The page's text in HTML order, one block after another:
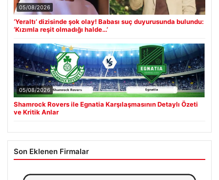
05/08/2026
‘Yeraltı’ dizisinde şok olay! Babası suç duyurusunda bulundu:
‘Kızımla reşit olmadığı halde…’
05/08/2026
Shamrock Rovers ile Egnatia Karşılaşmasının Detaylı Özeti
ve Kritik Anlar
Son Eklenen Firmalar